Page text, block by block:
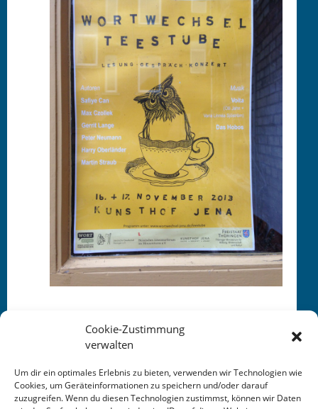
Cookie-Zustimmung
verwalten
Um dir ein optimales Erlebnis zu bieten, verwenden wir Technologien wie
Cookies, um Geräteinformationen zu speichern und/oder darauf
zuzugreifen. Wenn du diesen Technologien zustimmst, können wir Daten
This entry was posted inKALENDER. Bookmark the